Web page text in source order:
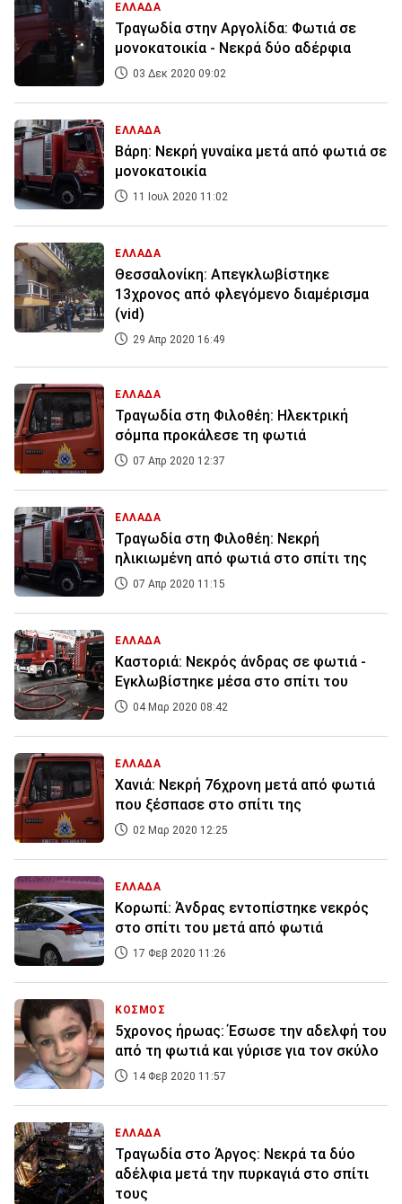
ΕΛΛΑΔΑ
Τραγωδία στην Αργολίδα: Φωτιά σε
μονοκατοικία - Νεκρά δύο αδέρφια
03 Δεκ 2020 09:02
ΕΛΛΑΔΑ
Βάρη: Νεκρή γυναίκα μετά από φωτιά σε
μονοκατοικία
11 Ιουλ 2020 11:02
ΕΛΛΑΔΑ
Θεσσαλονίκη: Απεγκλωβίστηκε
13χρονος από φλεγόμενο διαμέρισμα
(vid)
29 Απρ 2020 16:49
ΕΛΛΑΔΑ
Τραγωδία στη Φιλοθέη: Ηλεκτρική
σόμπα προκάλεσε τη φωτιά
07 Απρ 2020 12:37
ΕΛΛΑΔΑ
Τραγωδία στη Φιλοθέη: Νεκρή
ηλικιωμένη από φωτιά στο σπίτι της
07 Απρ 2020 11:15
ΕΛΛΑΔΑ
Καστοριά: Νεκρός άνδρας σε φωτιά -
Εγκλωβίστηκε μέσα στο σπίτι του
04 Μαρ 2020 08:42
ΕΛΛΑΔΑ
Χανιά: Νεκρή 76χρονη μετά από φωτιά
που ξέσπασε στο σπίτι της
02 Μαρ 2020 12:25
ΕΛΛΑΔΑ
Κορωπί: Άνδρας εντοπίστηκε νεκρός
στο σπίτι του μετά από φωτιά
17 Φεβ 2020 11:26
ΚΟΣΜΟΣ
5χρονος ήρωας: Έσωσε την αδελφή του
από τη φωτιά και γύρισε για τον σκύλο
14 Φεβ 2020 11:57
ΕΛΛΑΔΑ
Τραγωδία στο Άργος: Νεκρά τα δύο
αδέλφια μετά την πυρκαγιά στο σπίτι
τους